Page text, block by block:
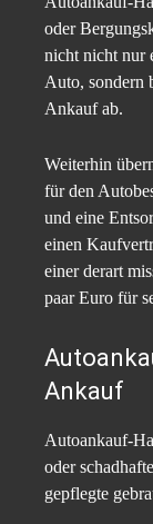
oder
nicht nicht nur
Auto, sondern
Ankauf ab.
Weiterhin
für den
und eine
einen
einer derart
paar Euro für
Ankauf
Autoankauf-
oder
gepflegte